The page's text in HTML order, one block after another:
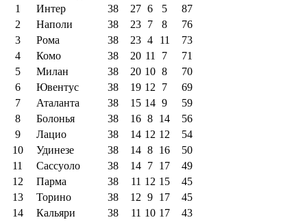
1
Интер 38 27 6 5
87
2
Наполи 38 23 7 8
76
3
Рома 38 23 4 11
73
4
Комо 38 20 11 7
71
5
Милан 38 20 10 8
70
6
Ювентус 38 19 12 7
69
7
Аталанта 38 15 14 9
59
8
Болонья 38 16 8 14
56
9
Лацио 38 14 12 12
54
10
Удинезе 38 14 8 16
50
11
Сассуоло 38 14 7 17
49
12
Парма 38 11 12 15
45
13
Торино 38 12 9 17
45
14
Кальяри 38 11 10 17
43